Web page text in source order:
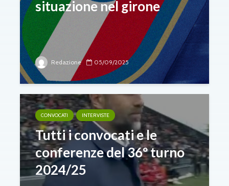
situazione nel girone
Redazione 05/09/2025
CONVOCATI INTERVISTE
Tutti i convocati e le
conferenze del 36º turno
2024/25